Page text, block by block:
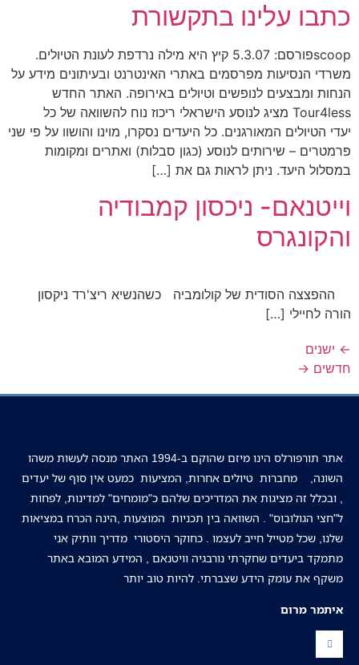
כתבו עלינו בתקשורת
scoopפורסם: 5.3.07 קיץ היא מילה נרדפת לעונת הטיולים.
משרדי הנסיעות מפרסמים באתרי האינטרנט ובעיתונים מידע על
הנחות ומבצעים לנופשים וטיולים באירופה. האתר החדש
Tour4less מציג לנוסע הישראלי ריכוז נוח להשוואה של כל
יעדי הטיולים המאורגנים. כל היעדים נסקרו, מוינו והושוו על פי שני
פרמטרים – שירותים לנוסע (כגון סבלות) ואתרים ומקומות
במסלול היעד. ניתן לראות גם את […]
וייטנאם- ניכסון קמבודיה
והקונגרס
ההפצצה הסודית של קולומביה כשהנשיא ריצ'רד ניקסון
הורה לחיילי […]
← ישנים
חדשים →
אתר תורפורלס הינו מיזם שהוקם ב-1994 האתר מנסה לעשות משהו
השונה, מחברות טיולים אחרות, המציעות כמעט אין סוף של יעדים
, ובכלל זה מציגות את המדריכים שלהם כ"מומחים" למדינות, לפחות
ל"חצי הגולובוס" . השוואה בין תכניות המוצעות ,הינה הכרח במציאות
שלנו, שכל מטייל חייב לעצמו . כחוקר היסטורי מדריך וותיק אני
מתמקד ביעדים שחקרתי נורבגיה וויטנאם , המידע המובא באתר
משקף את עומק הידע שצברתי. להיות טוב יותר
איתמר מרום